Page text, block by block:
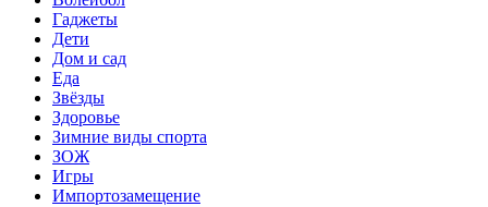
Гаджеты
Дети
Дом и сад
Еда
Звёзды
Здоровье
Зимние виды спорта
ЗОЖ
Игры
Импортозамещение